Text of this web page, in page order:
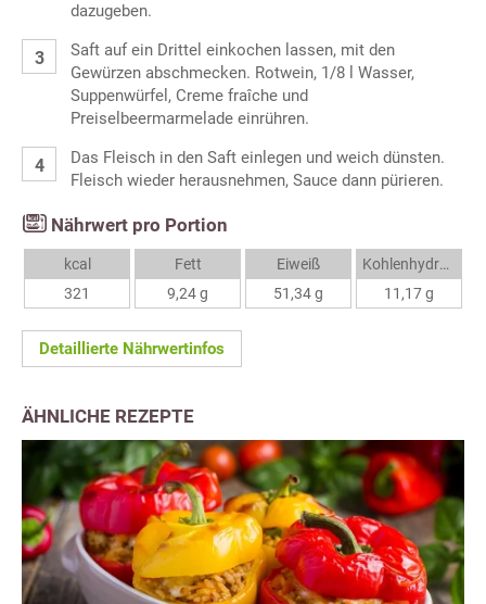
dazugeben.
Saft auf ein Drittel einkochen lassen, mit den
Gewürzen abschmecken. Rotwein, 1/8 l Wasser,
Suppenwürfel, Creme fraîche und
Preiselbeermarmelade einrühren.
Das Fleisch in den Saft einlegen und weich dünsten.
Fleisch wieder herausnehmen, Sauce dann pürieren.
Nährwert pro Portion
kcal
321
Fett
9,24 g
Eiweiß
51,34 g
Kohlenhydrate
11,17 g
Detaillierte Nährwertinfos
ÄHNLICHE REZEPTE